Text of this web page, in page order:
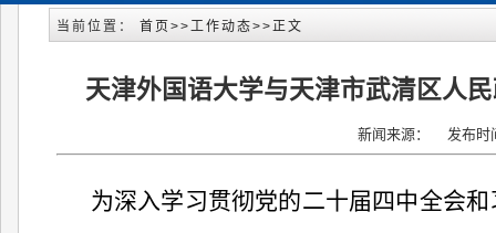
当前位置： 首页 >>工作动态>>正文
天津外国语大学与天津市武清区人
新闻来源： 发布时
为深入学习贯彻党的二十届四中全会